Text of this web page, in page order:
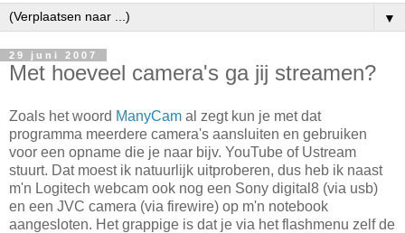
▼
29 juni 2007
Met hoeveel camera's ga jij streamen?
Zoals het woord ManyCam al zegt kun je met dat
programma meerdere camera's aansluiten en gebruiken
voor een opname die je naar bijv. YouTube of Ustream
stuurt. Dat moest ik natuurlijk uitproberen, dus heb ik naast
m'n Logitech webcam ook nog een Sony digital8 (via usb)
en een JVC camera (via firewire) op m'n notebook
aangesloten. Het grappige is dat je via het flashmenu zelf de